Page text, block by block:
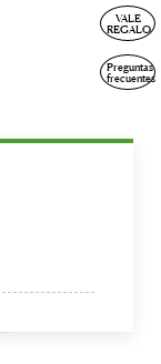
VALE
REGALO
Preguntas
frecuentes